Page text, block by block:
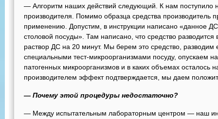
— Алгоритм наших действий следующий. К нам поступило
производителя. Помимо образца средства производитель
применению. Допустим, в инструкции написано «данное
столовой посуды». Там написано, что средство разводится
раствор ДС на 20 минут. Мы берем это средство, разводим
специальными тест-микроорганизмами посуду, опускаем
патогенных микроорганизмов и в каких объемах осталось
производителем эффект подтверждается, мы даем
— Почему этой процедуры недостаточно?
— Между испытательным лабораторным центром — наш